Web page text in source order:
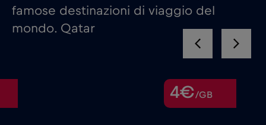
famose destinazioni di viaggio del
mondo. Qatar
4€/GB